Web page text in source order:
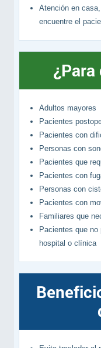
Atención en
encuentre el
Adultos mayores
Pacientes
Pacientes con
Personas con
Pacientes que
Pacientes con
Personas con
Pacientes con
Familiares que
Pacientes que
hospital o clínica